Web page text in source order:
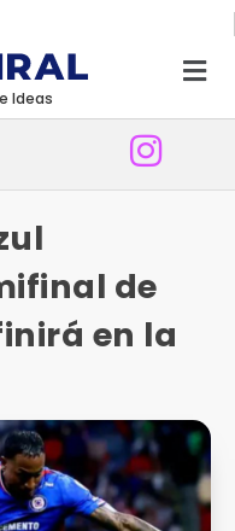
Ideas
de
en la